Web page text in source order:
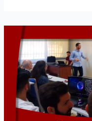
Purpose
The
outputs
of
the
visit
of
the
students